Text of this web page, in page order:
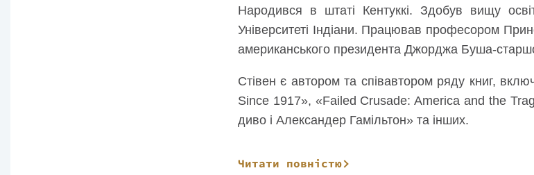
Народився в штаті Кентуккі. Здобув вищу
Університеті Індіани. Працював професором
американського президента Джорджа Буша-
Стівен є автором та співавтором ряду книг,
Since 1917», «Failed Crusade: America and the
диво і Александер Гамільтон» та інших.
Читати повністю